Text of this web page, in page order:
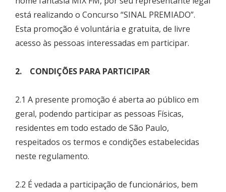
está realizando o Concurso “SINAL PREMIADO”.
Esta promoção é voluntária e gratuita, de livre
acesso às pessoas interessadas em participar.
2. CONDIÇÕES PARA PARTICIPAR
2.1 A presente promoção é aberta ao público em
geral, podendo participar as pessoas Físicas,
residentes em todo estado de São Paulo,
respeitados os termos e condições estabelecidas
neste regulamento.
2.2 É vedada a participação de funcionários, bem